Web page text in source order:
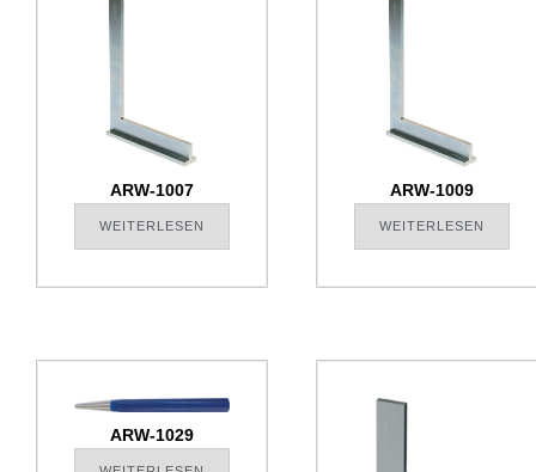
ARW-1007
WEITERLESEN
ARW-1009
WEITERLESEN
ARW-1029